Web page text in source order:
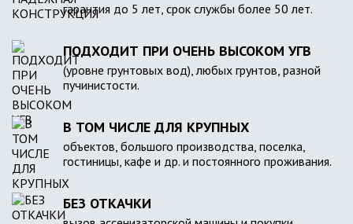
гарантия до 5 лет, срок службы более 50 лет.
ПОДХОДИТ ПРИ ОЧЕНЬ ВЫСОКОМ УГВ
(уровне грунтовых вод), любых грунтов, разной
пучинистости.
В ТОМ ЧИСЛЕ ДЛЯ КРУПНЫХ
объектов, большого производства, поселка,
гостиницы, кафе и др. и постоянного проживания.
БЕЗ ОТКАЧКИ